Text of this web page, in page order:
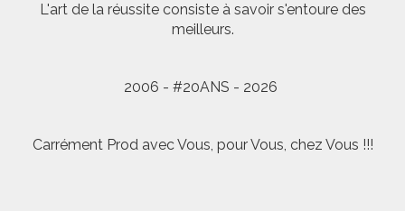
L'art de la réussite consiste à savoir s'entoure des
meilleurs.
2006 - #20ANS - 2026
Carrément Prod avec Vous, pour Vous, chez Vous !!!